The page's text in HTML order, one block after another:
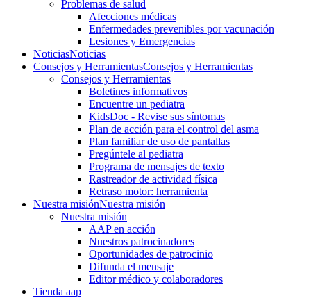
Problemas de salud
Afecciones médicas
Enfermedades prevenibles por vacunación
Lesiones y Emergencias
NoticiasNoticias
Consejos y HerramientasConsejos y Herramientas
Consejos y Herramientas
Boletines informativos
Encuentre un pediatra
KidsDoc - Revise sus síntomas
Plan de acción para el control del asma
Plan familiar de uso de pantallas
Pregúntele al pediatra
Programa de mensajes de texto
Rastre​​ador de activida​d física
Retraso motor: herramienta
Nuestra misiónNuestra misión
Nuestra misión
AAP en acción
Nuestros patrocinadores
Oportunidades de patrocinio
Difunda el mensaje
Editor médico y colaboradores
Tienda aap